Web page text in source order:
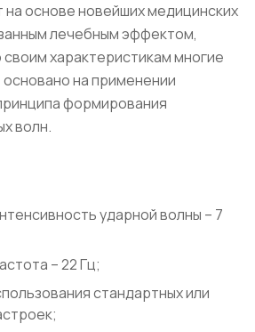
на основе новейших медицинских
лечебным эффектом,
характеристикам многие
на применении
формирования
волн.
ударной волны – 7
– 22 Гц;
стандартных или